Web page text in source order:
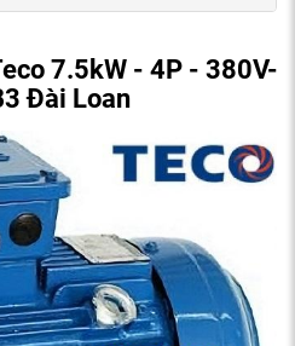
7.5kW - 4P - 380V-
Đài Loan